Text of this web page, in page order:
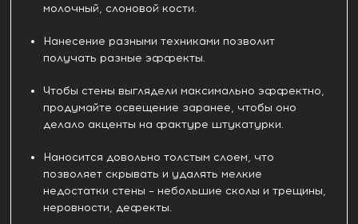
молочный, слоновой кости.
Нанесение разными техниками позволит
получать разные эффекты.
Чтобы стены выглядели максимально эффектно,
продумайте освещение заранее, чтобы оно
делало акценты на фактуре штукатурки.
Наносится довольно толстым слоем, что
позволяет скрывать и удалять мелкие
недостатки стены – небольшие сколы и трещины,
неровности, дефекты.